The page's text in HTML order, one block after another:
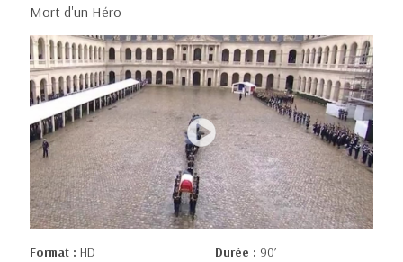
Mort d'un Héro
Format : HD Durée : 90’